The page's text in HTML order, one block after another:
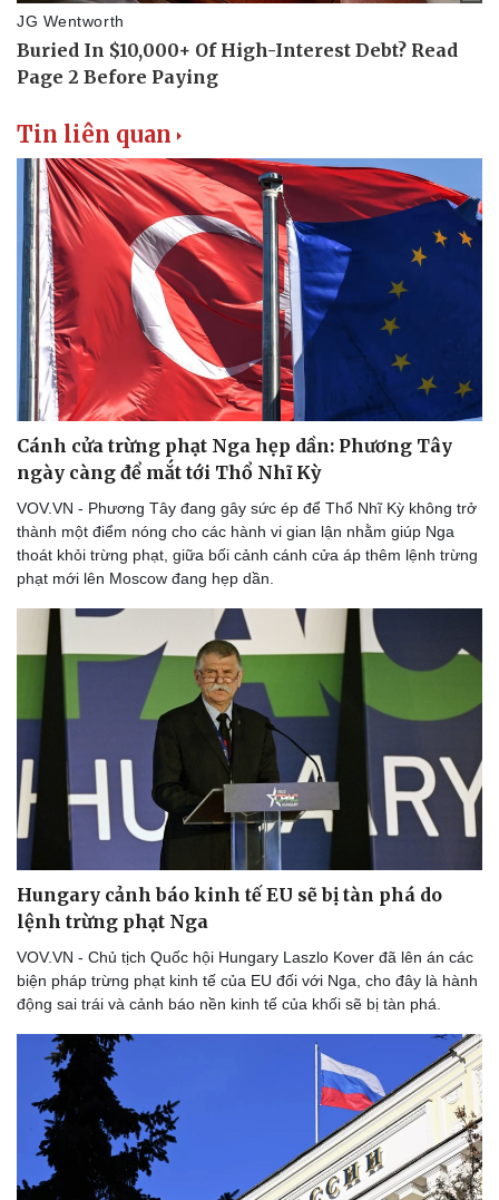
Thông tin doanh nghiệp
Doanh nghiệp 24h
Doanh nhân
Vì cộng đồng
Tin Công nghệ
Trải nghiệm
Chuyển đổi số
Tin liên quan
Cánh cửa trừng phạt Nga hẹp dần: Phương Tây
ngày càng để mắt tới Thổ Nhĩ Kỳ
VOV.VN - Phương Tây đang gây sức ép để Thổ Nhĩ Kỳ không trở
thành một điểm nóng cho các hành vi gian lận nhằm giúp Nga
thoát khỏi trừng phạt, giữa bối cảnh cánh cửa áp thêm lệnh trừng
phạt mới lên Moscow đang hẹp dần.
Hungary cảnh báo kinh tế EU sẽ bị tàn phá do
lệnh trừng phạt Nga
VOV.VN - Chủ tịch Quốc hội Hungary Laszlo Kover đã lên án các
biện pháp trừng phạt kinh tế của EU đối với Nga, cho đây là hành
động sai trái và cảnh báo nền kinh tế của khối sẽ bị tàn phá.